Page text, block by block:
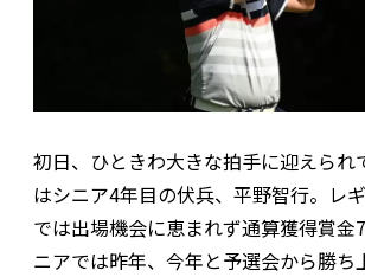
初日、ひときわ大きな拍手に迎えられ
はシニア4年目の伏兵、平野智行。レ
では出場機会に恵まれず通算獲得賞金
ニアでは昨年、今年と予選会から勝ち